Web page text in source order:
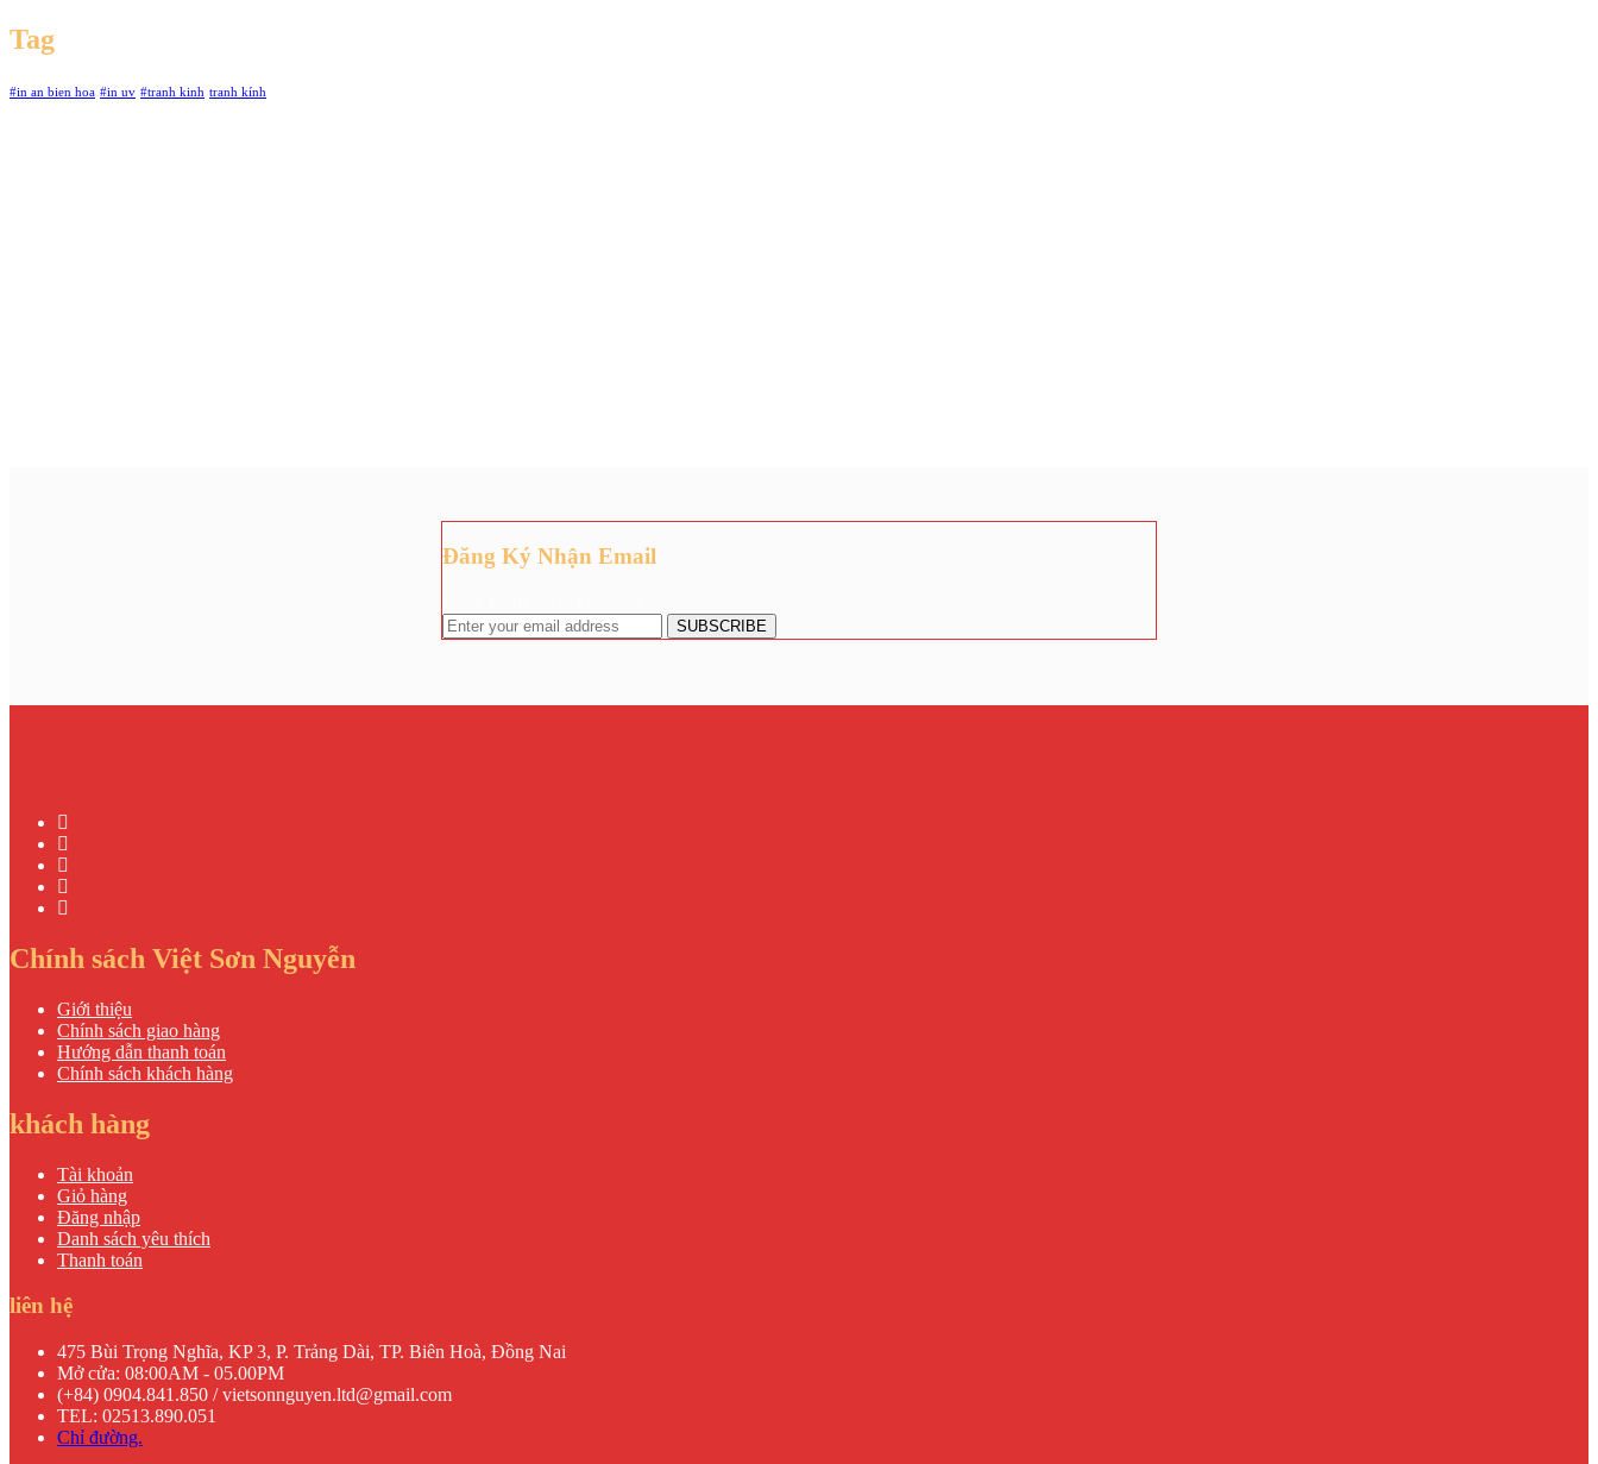
Tag
#in an bien hoa #in uv #tranh kinh tranh kính
Đăng Ký Nhận Email
Chính sách Việt Sơn Nguyễn
Giới thiệu
Chính sách giao hàng
Hướng dẫn thanh toán
Chính sách khách hàng
khách hàng
Tài khoản
Giỏ hàng
Đăng nhập
Danh sách yêu thích
Thanh toán
liên hệ
475 Bùi Trọng Nghĩa, KP 3, P. Trảng Dài, TP. Biên Hoà, Đồng Nai
Mở cửa: 08:00AM - 05.00PM
(+84) 0904.841.850 / vietsonnguyen.ltd@gmail.com
TEL: 02513.890.051
Chỉ đường.